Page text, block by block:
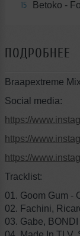
15 Betoko -
ПОДРОБНЕЕ
Braapextreme
Social media:
https://
https://
https://
Tracklist:
01. Goom Gum -
02. Fachini,
03. Gabe,